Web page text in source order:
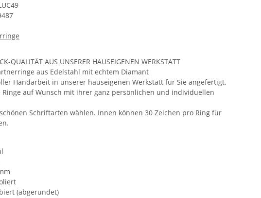
QUALITÄT AUS UNSERER HAUSEIGENEN WERKSTATT
aus Edelstahl mit echtem Diamant
Handarbeit in unserer hauseigenen Werkstatt für Sie angefertigt.
Ringe auf Wunsch mit ihrer ganz persönlichen und individuellen
Schriftarten wählen. Innen können 30 Zeichen pro Ring für
(abgerundet)